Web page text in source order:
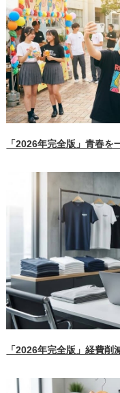
「2026年完全版」青春
「2026年完全版」経費